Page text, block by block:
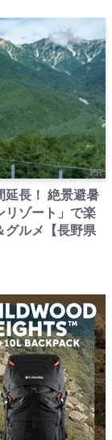
PR
延長！ 絶景避暑
リゾート」で楽
グルメ【長野県